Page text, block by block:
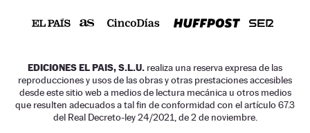
EDICIONES EL PAIS, S.L.U. realiza una reserva expresa de las
reproducciones y usos de las obras y otras prestaciones accesibles
desde este sitio web a medios de lectura mecánica u otros medios
que resulten adecuados a tal fin de conformidad con el artículo 67.3
del Real Decreto-ley 24/2021, de 2 de noviembre.